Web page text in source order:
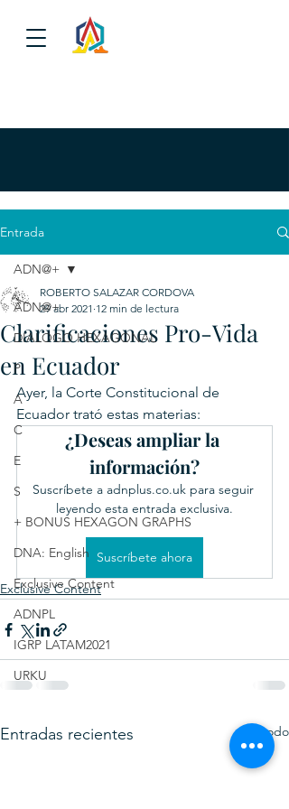
Entrada
ADN@+
DIALOGO HEXAGONAL
P
A
C
E
S
+ BONUS HEXAGON GRAPHS
DNA: English
Exclusive Content
ADNPL
IGRP LATAM2021
URKU
ADN@+
Clarificaciones Pro-Vida
en Ecuador
ROBERTO SALAZAR CORDOVA
29 abr 2021 12 min de lectura
Ayer, la Corte Constitucional de
Ecuador trató estas materias:
¿Deseas ampliar la
información?
Suscríbete a adnplus.co.uk para seguir
leyendo esta entrada exclusiva.
Suscríbete ahora
Exclusive Content
Entradas recientes Ver todo